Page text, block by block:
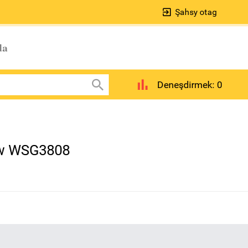
Şahsy otag
Deneşdirmek: 0
WSG3808